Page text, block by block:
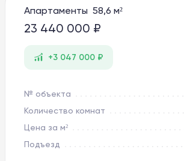
Баден-Баден Таватуй
apart@baden-baden.ru
Апартаменты 58,6 м²
23 440 000 ₽
+3 047 000 ₽
№ объекта
Количество комнат
Цена за м²
Подъезд